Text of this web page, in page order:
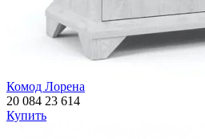
Комод Лорена
20 084 23 614
Купить